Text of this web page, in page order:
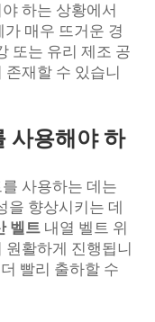
하는 상황에서
매우 뜨거운 경
또는 유리 제조 공
재할 수 있습니
사용해야 하
사용하는 데는
을 향상시키는 데
벨트 내열 벨트 위
활하게 진행됩니
빨리 출하할 수